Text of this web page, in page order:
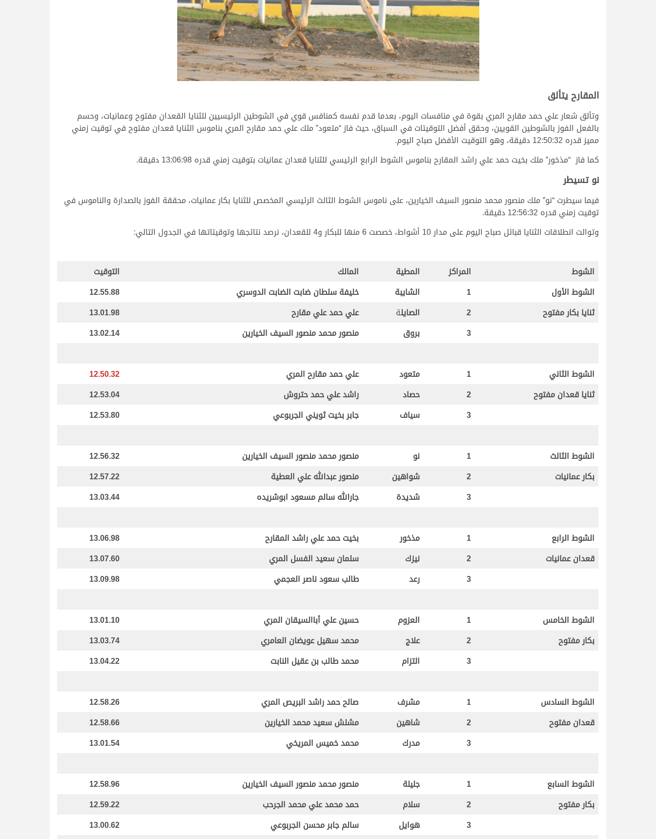
المقارح يتألق
وتألق شعار علي حمد مقارح المري بقوة في منافسات اليوم، بعدما قدم نفسه كمنافس قوي في الشوطين الرئيسيين للثنايا القعدان مفتوح وعمانيات، وحسم
بالفعل الفوز بالشوطين القويين، وحقق أفضل التوقيتات في السباق، حيث فاز “متعود” ملك علي حمد مقارح المري بناموس الثنايا قعدان مفتوح في توقيت زمني
مميز قدره 12:50:32 دقيقة، وهو التوقيت الأفضل صباح اليوم.
كما فاز “مذخور” ملك بخيت حمد علي راشد المقارح بناموس الشوط الرابع الرئيسي للثنايا قعدان عمانيات بتوقيت زمني قدره 13:06:98 دقيقة.
نو تسيطر
فيما سيطرت “نو” ملك منصور محمد منصور السيف الخيارين، على ناموس الشوط الثالث الرئيسي المخصص للثنايا بكار عمانيات، محققة الفوز بالصدارة والناموس في
توقيت زمني قدره 12:56:32 دقيقة.
وتوالت انطلاقات الثنايا قبائل صباح اليوم على مدار 10 أشواط، خصصت 6 منها للبكار و4 للقعدان، نرصد نتائجها وتوقيتاتها في الجدول التالي:
الشوط المراكز المطية المالك
التوقيت
الشوط الأول
1 الشايبة خليفة سلطان ضابت الضابت الدوسري
12.55.88
ثنايا بكار مفتوح
2 الصايلة علي حمد علي مقارح
13.01.98
3
بروق منصور محمد منصور السيف الخيارين 13.02.14
الشوط الثاني 1 متعود علي حمد مقارح المري
12.50.32
ثنايا قعدان مفتوح
2 حصاد راشد علي حمد حتروش
12.53.04
3
سياف جابر بخيت ثويني الجربوعي 12.53.80
الشوط الثالث 1 نو منصور محمد منصور السيف الخيارين
12.56.32
بكار عمانيات
2 شواهين منصور عبدالله علي العطية
12.57.22
3
شديدة جارالله سالم مسعود ابوشريده 13.03.44
الشوط الرابع 1 مذخور بخيت حمد علي راشد المقارح
13.06.98
قعدان عمانيات
2 نيزك سلمان سعيد الفسل المري
13.07.60
3
رعد طالب سعود ناصر العجمي 13.09.98
الشوط الخامس 1 العزوم حسين علي أباالسيقان المري
13.01.10
بكار مفتوح
2 علاج محمد سهيل عويضان العامري
13.03.74
3
التزام محمد طالب بن عقيل النابت 13.04.22
الشوط السادس 1 مشرف صالح حمد راشد البريص المري
12.58.26
قعدان مفتوح
2 شاهين مشلش سعيد محمد الخيارين
12.58.66
3
مدرك محمد خميس المريخي 13.01.54
الشوط السابع 1 جليلة منصور محمد منصور السيف الخيارين
12.58.96
بكار مفتوح
2 سلام حمد محمد علي محمد الجرحب
12.59.22
3
هوايل سالم جابر محسن الجربوعي 13.00.62